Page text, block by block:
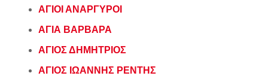
ΑΓΙΟΙ ΑΝΑΡΓΥΡΟΙ
ΑΓΙΑ ΒΑΡΒΑΡΑ
ΑΓΙΟΣ ΔΗΜΗΤΡΙΟΣ
ΑΓΙΟΣ ΙΩΑΝΝΗΣ ΡΕΝΤΗΣ